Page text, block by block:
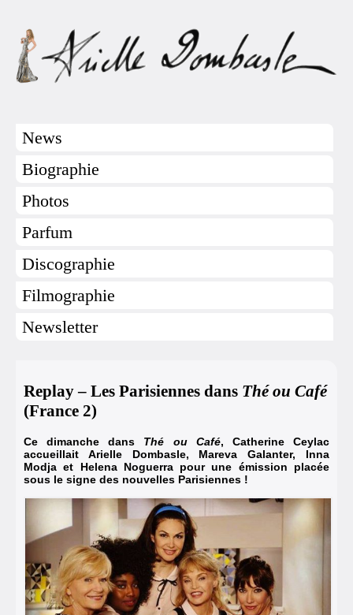
News
Biographie
Photos
Parfum
Discographie
Filmographie
Newsletter
Replay – Les Parisiennes dans Thé ou Café
(France 2)
Ce dimanche dans Thé ou Café, Catherine Ceylac
accueillait Arielle Dombasle, Mareva Galanter, Inna
Modja et Helena Noguerra pour une émission placée
sous le signe des nouvelles Parisiennes !